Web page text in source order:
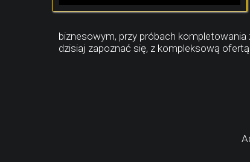
biznesowym, przy próbach
dzisiaj zapoznać się, z kompleksową